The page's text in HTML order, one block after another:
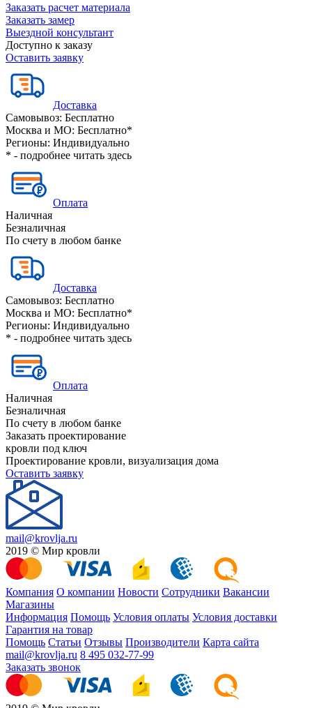
Заказать расчет материала
Заказать замер
Выездной консультант
Доступно к заказу
Оставить заявку
Доставка
Самовывоз: Бесплатно
Москва и МО: Бесплатно*
Регионы: Индивидуально
* - подробнее читать здесь
Оплата
Наличная
Безналичная
По счету в любом банке
Доставка
Самовывоз: Бесплатно
Москва и МО: Бесплатно*
Регионы: Индивидуально
* - подробнее читать здесь
Оплата
Наличная
Безналичная
По счету в любом банке
Заказать проектирование
кровли под ключ
Проектирование кровли, визуализация дома
Оставить заявку
mail@krovlja.ru
2019 © Мир кровли
Компания О компании Новости Сотрудники Вакансии
Магазины
Информация Помощь Условия оплаты Условия доставки
Гарантия на товар
Помощь Статьи Отзывы Производители Карта сайта
mail@krovlja.ru 8 495 032-77-99
Заказать звонок